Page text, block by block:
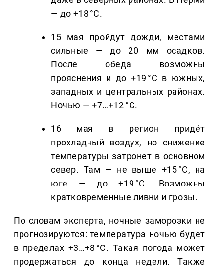
— до +18 °C.
15 мая пройдут дожди, местами
сильные — до 20 мм осадков.
После обеда возможны
прояснения и до +19 °C в южных,
западных и центральных районах.
Ночью — +7…+12 °C.
16 мая в регион придёт
прохладный воздух, но снижение
температуры затронет в основном
север. Там — не выше +15 °C, на
юге — до +19 °C. Возможны
кратковременные ливни и грозы.
По словам эксперта, ночные заморозки не
прогнозируются: температура ночью будет
в пределах +3…+8 °C. Такая погода может
продержаться до конца недели. Также